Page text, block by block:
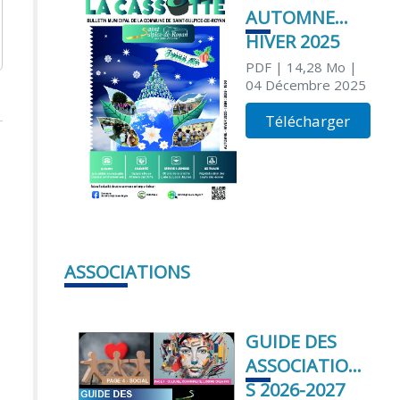
AUTOMNE
HIVER 2025
PDF| 14,28 Mo |
04 Décembre 2025
Télécharger
ASSOCIATIONS
GUIDE DES
ASSOCIATION
S 2026-2027